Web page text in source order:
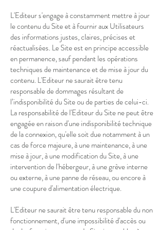
L'Editeur s'engage à constamment mettre à jour
le contenu du Site et à fournir aux Utilisateurs
des informations justes, claires, précises et
réactualisées. Le Site est en principe accessible
en permanence, sauf pendant les opérations
techniques de maintenance et de mise à jour du
contenu. L'Editeur ne saurait être tenu
responsable de dommages résultant de
l’indisponibilité du Site ou de parties de celui-ci.
La responsabilité de l'Editeur du Site ne peut être
engagée en raison d'une indisponibilité technique
de la connexion, qu'elle soit due notamment à un
cas de force majeure, à une maintenance, à une
mise à jour, à une modification du Site, à une
intervention de l'hébergeur, à une grève interne
ou externe, à une panne de réseau, ou encore à
une coupure d'alimentation électrique.
L'Editeur ne saurait être tenu responsable du non
fonctionnement, d'une impossibilité d'accès ou